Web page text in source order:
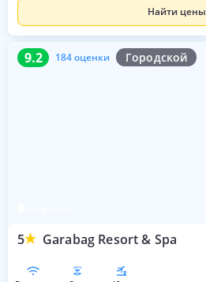
Найти цены
9.2 184 оценки Городской
5 Garabag Resort & Spa
9.2 184 оценки